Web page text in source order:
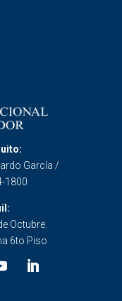
García /
1800
Octubre.
6to Piso